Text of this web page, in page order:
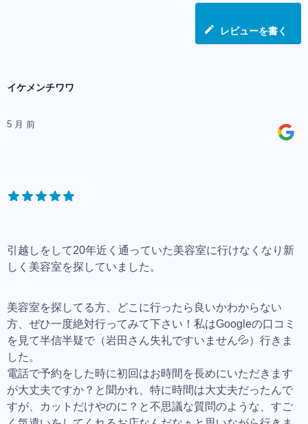
レビューを書く
イケメンチワワ
5 月 前
引越しをして20年近く通っていた美容室に行けなくなり新
しく美容室を探していました。
美容室を探してる方、どこに行ったら良いかわからない
方、ぜひ一度絶対行ってみて下さい！私はGoogleの口コミ
を見て半信半疑で（岩田さん失礼ですいません💦）行きま
した。
電話で予約をした時に初回はお時間を長めにいただきます
が大丈夫ですか？と聞かれ、特に時間は大丈夫だったんで
すが、カットだけやのに？と不思議な質問のような、すご